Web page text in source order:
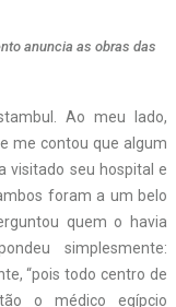
anuncia as obras das
Ao meu lado,
me contou que algum
visitado seu hospital e
foram a um belo
quem o havia
simplesmente:
“pois todo centro de
o médico egípcio